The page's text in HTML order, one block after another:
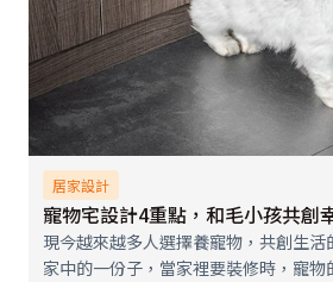
居家設計
寵物宅設計4重點，和毛小孩共創
現今越來越多人選擇養寵物，共創生
家中的一份子，當家裡要裝修時，寵物